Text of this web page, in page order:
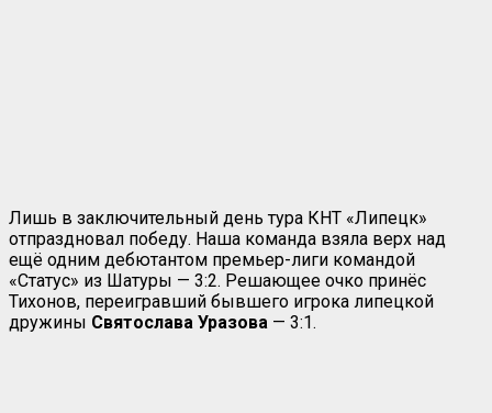
Лишь в заключительный день тура КНТ «Липецк»
отпраздновал победу. Наша команда взяла верх над
ещё одним дебютантом премьер-лиги командой
«Статус» из Шатуры — 3:2. Решающее очко принёс
Тихонов, переигравший бывшего игрока липецкой
дружины Святослава Уразова — 3:1.